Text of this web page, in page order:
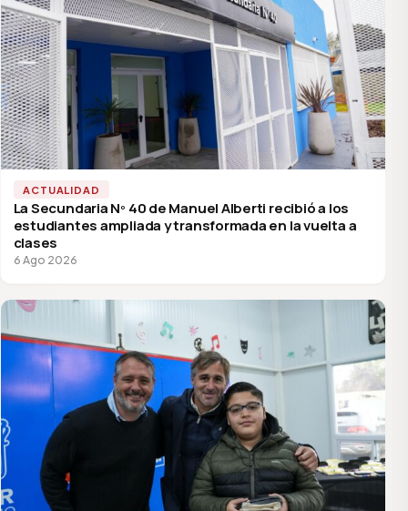
ACTUALIDAD
La Secundaria Nº 40 de Manuel Alberti recibió a los
estudiantes ampliada y transformada en la vuelta a
clases
6 Ago 2026